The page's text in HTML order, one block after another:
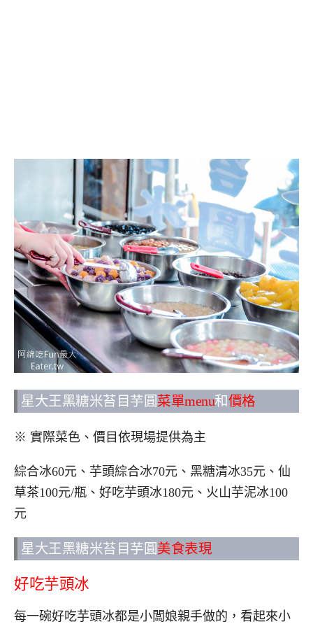
星大王黑糖米苔目芋圓 菜單menu和價格
※ 實際菜色、價目依現場提供為主
綜合冰60元、芋頭綜合冰70元、黑糖清冰35元、仙
草茶100元/瓶、好吃芋頭冰180元、火山芋泥冰100
元
星大王黑糖米苔目芋圓美食表現
好吃芋頭冰
每一碗好吃芋頭冰都是小闆娘親手做的，看起來小